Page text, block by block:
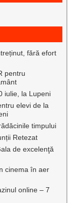
fără efort
pentru
iulie, la Lupeni
elevi de la
timpului
Retezat
de excelenţă
cinema în aer
online – 7